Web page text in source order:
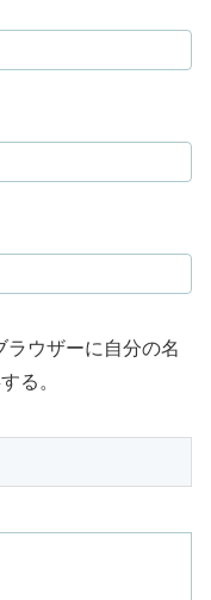
ラウザーに自分の名
る。